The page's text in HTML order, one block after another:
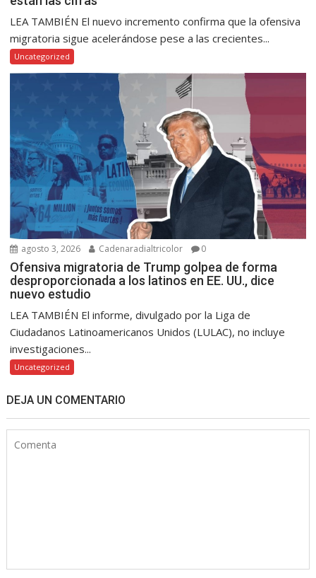
LEA TAMBIÉN El nuevo incremento confirma que la ofensiva
migratoria sigue acelerándose pese a las crecientes...
Uncategorized
agosto 3, 2026 Cadenaradialtricolor 0
Ofensiva migratoria de Trump golpea de forma
desproporcionada a los latinos en EE. UU., dice
nuevo estudio
LEA TAMBIÉN El informe, divulgado por la Liga de
Ciudadanos Latinoamericanos Unidos (LULAC), no incluye
investigaciones...
Uncategorized
DEJA UN COMENTARIO